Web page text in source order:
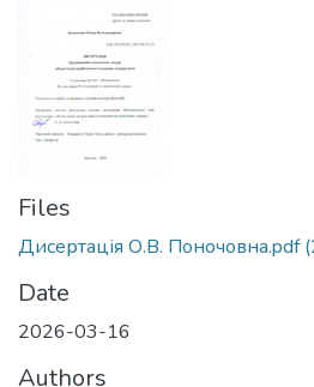
Files
Дисертація О.В. Поночовна.pdf
Date
2026-03-16
Authors